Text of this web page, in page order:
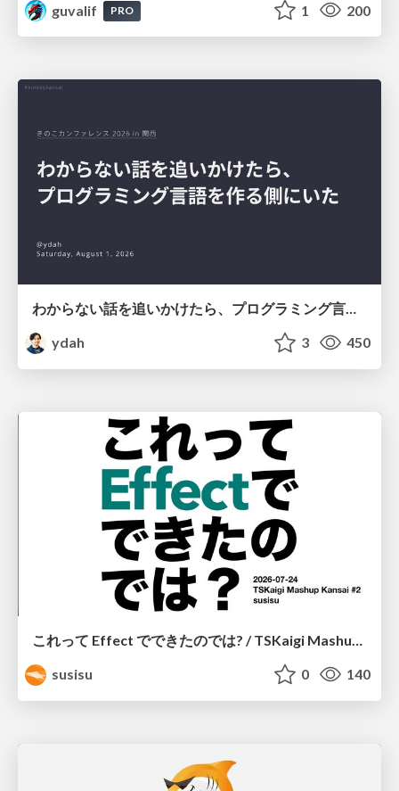
guvalif
PRO 1 200
わからない話を追いかけたら、プログラミング言語を作る側にいた
ydah
3 450
これって Effect でできたのでは? / TSKaigi Mashup Kansai #2
susisu
0 140